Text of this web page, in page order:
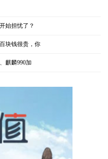
始担忧了？
块钱很贵，你
麒麟990加